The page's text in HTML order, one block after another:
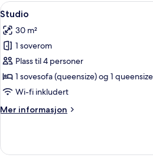
Åpne
alle
bildene
av
Studio
11
Studio
30 m²
1 soverom
Plass til 4 personer
1 sovesofa (queensize) og 1
Wi-fi inkludert
Mer informasjon
Mer